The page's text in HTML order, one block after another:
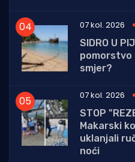
07 kol. 2026
SIDRO U
pomorstvo
smjer?
07 kol. 2026
STOP
Makarski
uklanjali
noći